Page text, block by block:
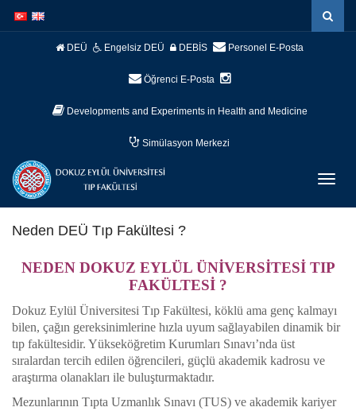
atla
atla
DEÜ Engelsiz DEÜ DEBİS Personel E-Posta
Öğrenci E-Posta
Developments and Experiments in Health and Medicine
Simülasyon Merkezi
Neden DEÜ Tıp Fakültesi ?
NEDEN DOKUZ EYLÜL ÜNİVERSİTESİ TIP
FAKÜLTESİ ?
Dokuz Eylül Üniversitesi Tıp Fakültesi, köklü ama genç kalmayı
bilen, çağın gereksinimlerine hızla uyum sağlayabilen dinamik bir
tıp fakültesidir. Yükseköğretim Kurumları Sınavı’nda üst
sıralardan tercih edilen öğrencileri, güçlü akademik kadrosu ve
araştırma olanakları ile buluşturmaktadır.
Mezunlarının Tıpta Uzmanlık Sınavı (TUS) ve akademik kariyer